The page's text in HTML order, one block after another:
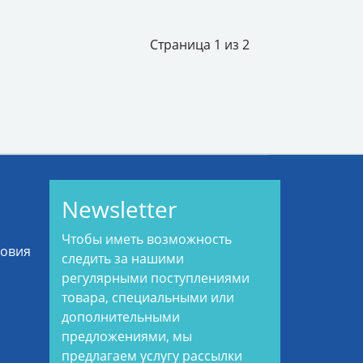
Страница 1 из 2
Newsletter
Чтобы иметь возможность
следить за нашими
регулярными поступлениями
товара, специальными или
дополнительными
предложениями, мы
предлагаем услугу рассылки